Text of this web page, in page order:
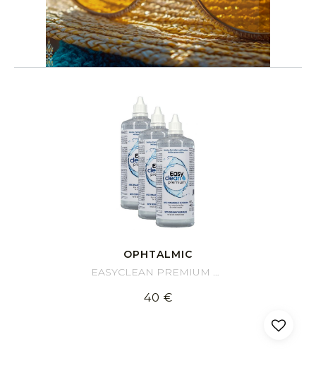
OPHTALMIC
EASYCLEAN PREMIUM Pack 6 mois
40 €